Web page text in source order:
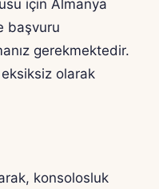
için Almanya
başvuru
gerekmektedir.
olarak
konsolosluk